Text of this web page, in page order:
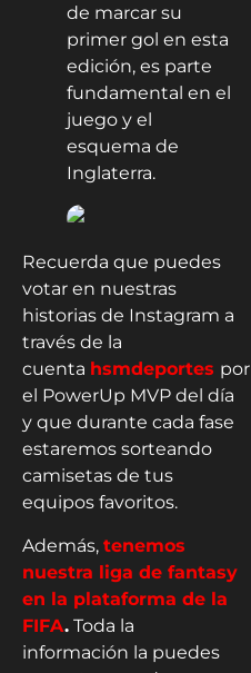
de marcar su
primer gol en esta
edición, es parte
fundamental en el
juego y el
esquema de
Inglaterra.
Recuerda que puedes
votar en nuestras
historias de Instagram a
través de la
cuenta hsmdeportes por
el PowerUp MVP del día
y que durante cada fase
estaremos sorteando
camisetas de tus
equipos favoritos.
Además, tenemos
nuestra liga de fantasy
en la plataforma de la
FIFA. Toda la
información la puedes